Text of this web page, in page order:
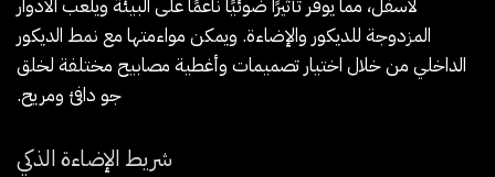
لأسفل، مما يوفر تأثيرًا ضوئيًا ناعمًا على البيئة ويلعب الأدوار
المزدوجة للديكور والإضاءة. ويمكن مواءمتها مع نمط الديكور
الداخلي من خلال اختيار تصميمات وأغطية مصابيح مختلفة لخلق
جو دافئ ومريح.
شريط الإضاءة الذكي